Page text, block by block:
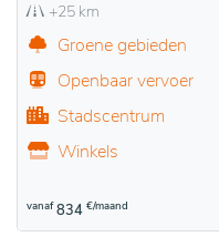
+25 km
Groene gebieden
Openbaar vervoer
Stadscentrum
Winkels
vanaf 834 €/maand